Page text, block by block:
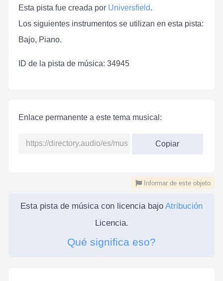
Esta pista fue creada por Universfield.
Los siguientes instrumentos se utilizan en esta pista:
Bajo, Piano.
ID de la pista de música: 34945
Enlace permanente a este tema musical:
Copiar
Informar de este objeto
Esta pista de música con licencia bajo Atribución
Licencia.
Qué significa eso?